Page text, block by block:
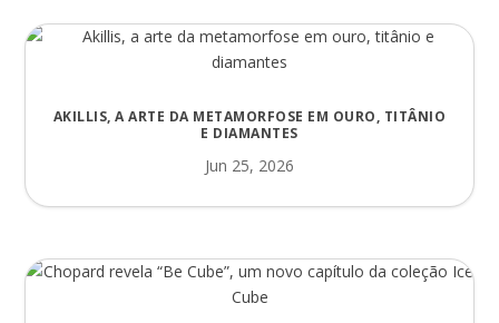
AKILLIS, A ARTE DA METAMORFOSE EM OURO, TITÂNIO
E DIAMANTES
Jun 25, 2026